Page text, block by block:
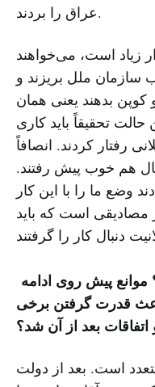
عراق را بردند.
زیاد است، می‌خواهند
سازمان ملل بریزند و
کوپن بدهند یعنی همان
تحقیقاً باید کاری
رفتار کردند. انصافاً
هم خوب پیش رفتند.
وضع ما را با این کار
مصادیقی است که باید
قدرت گرفتن برخی
اتفاقات بعد از آن شد؟
است. بعد از دولت